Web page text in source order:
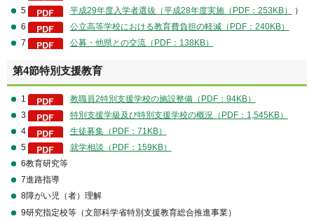
5
平成29年度入学者選抜（平成28年度実施（PDF：253KB）
）
6
公立高等学校における教育費負担の軽減（PDF：240KB）
7
公募・他県との交流（PDF：138KB）
第4節特別支援教育
1
教職員2特別支援学校の施設整備（PDF：94KB）
3
特別支援学級及び特別支援学校の概況（PDF：1,545KB）
4
生徒募集（PDF：71KB）
5
就学相談（PDF：159KB）
6教育研究等
7進路指導
8障がい児（者）理解
9研究指定校等（文部科学省特別支援教育総合推進事業）